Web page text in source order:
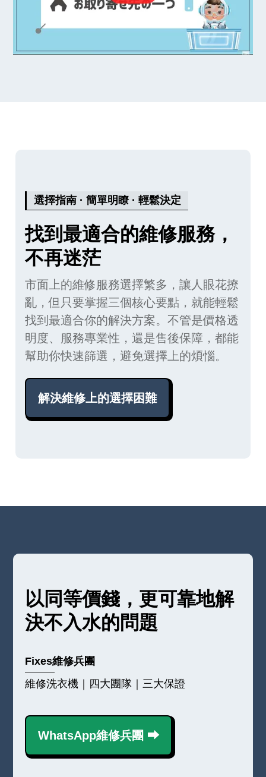
選擇指南 · 簡單明瞭 · 輕鬆決定
找到最適合的維修服務，
不再迷茫
市面上的維修服務選擇繁多，讓人眼花撩
亂，但只要掌握三個核心要點，就能輕鬆
找到最適合你的解決方案。不管是價格透
明度、服務專業性，還是售後保障，都能
幫助你快速篩選，避免選擇上的煩惱。
解決維修上的選擇困難
以同等價錢，更可靠地解
決不入水的問題
Fixes維修兵團
維修洗衣機｜四大團隊｜三大保證
WhatsApp維修兵團 ⮕